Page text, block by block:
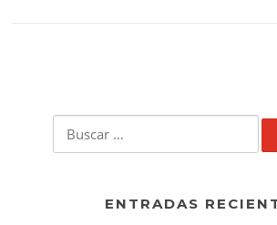
ENTRADAS